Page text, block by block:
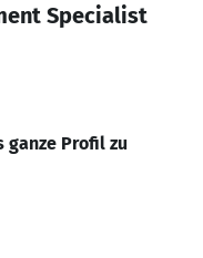
Specialist
ganze Profil zu